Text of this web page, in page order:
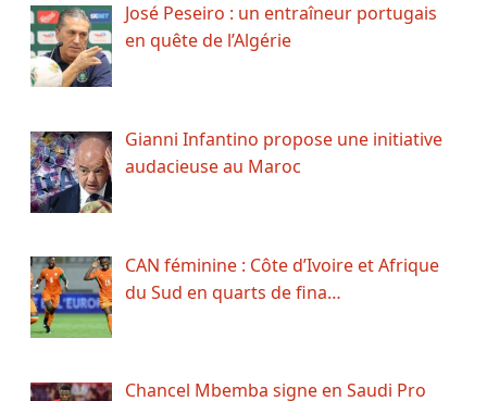
José Peseiro : un entraîneur portugais
en quête de l’Algérie
Gianni Infantino propose une initiative
audacieuse au Maroc
CAN féminine : Côte d’Ivoire et Afrique
du Sud en quarts de fina…
Chancel Mbemba signe en Saudi Pro